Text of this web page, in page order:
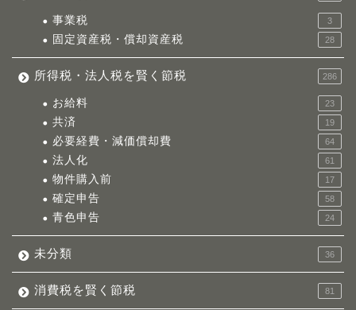
事業税 3
固定資産税・償却資産税 28
所得税・法人税を賢く節税 286
お給料 23
共済 19
必要経費・減価償却費 64
法人化 61
物件購入前 17
確定申告 58
青色申告 24
未分類 36
消費税を賢く節税 81